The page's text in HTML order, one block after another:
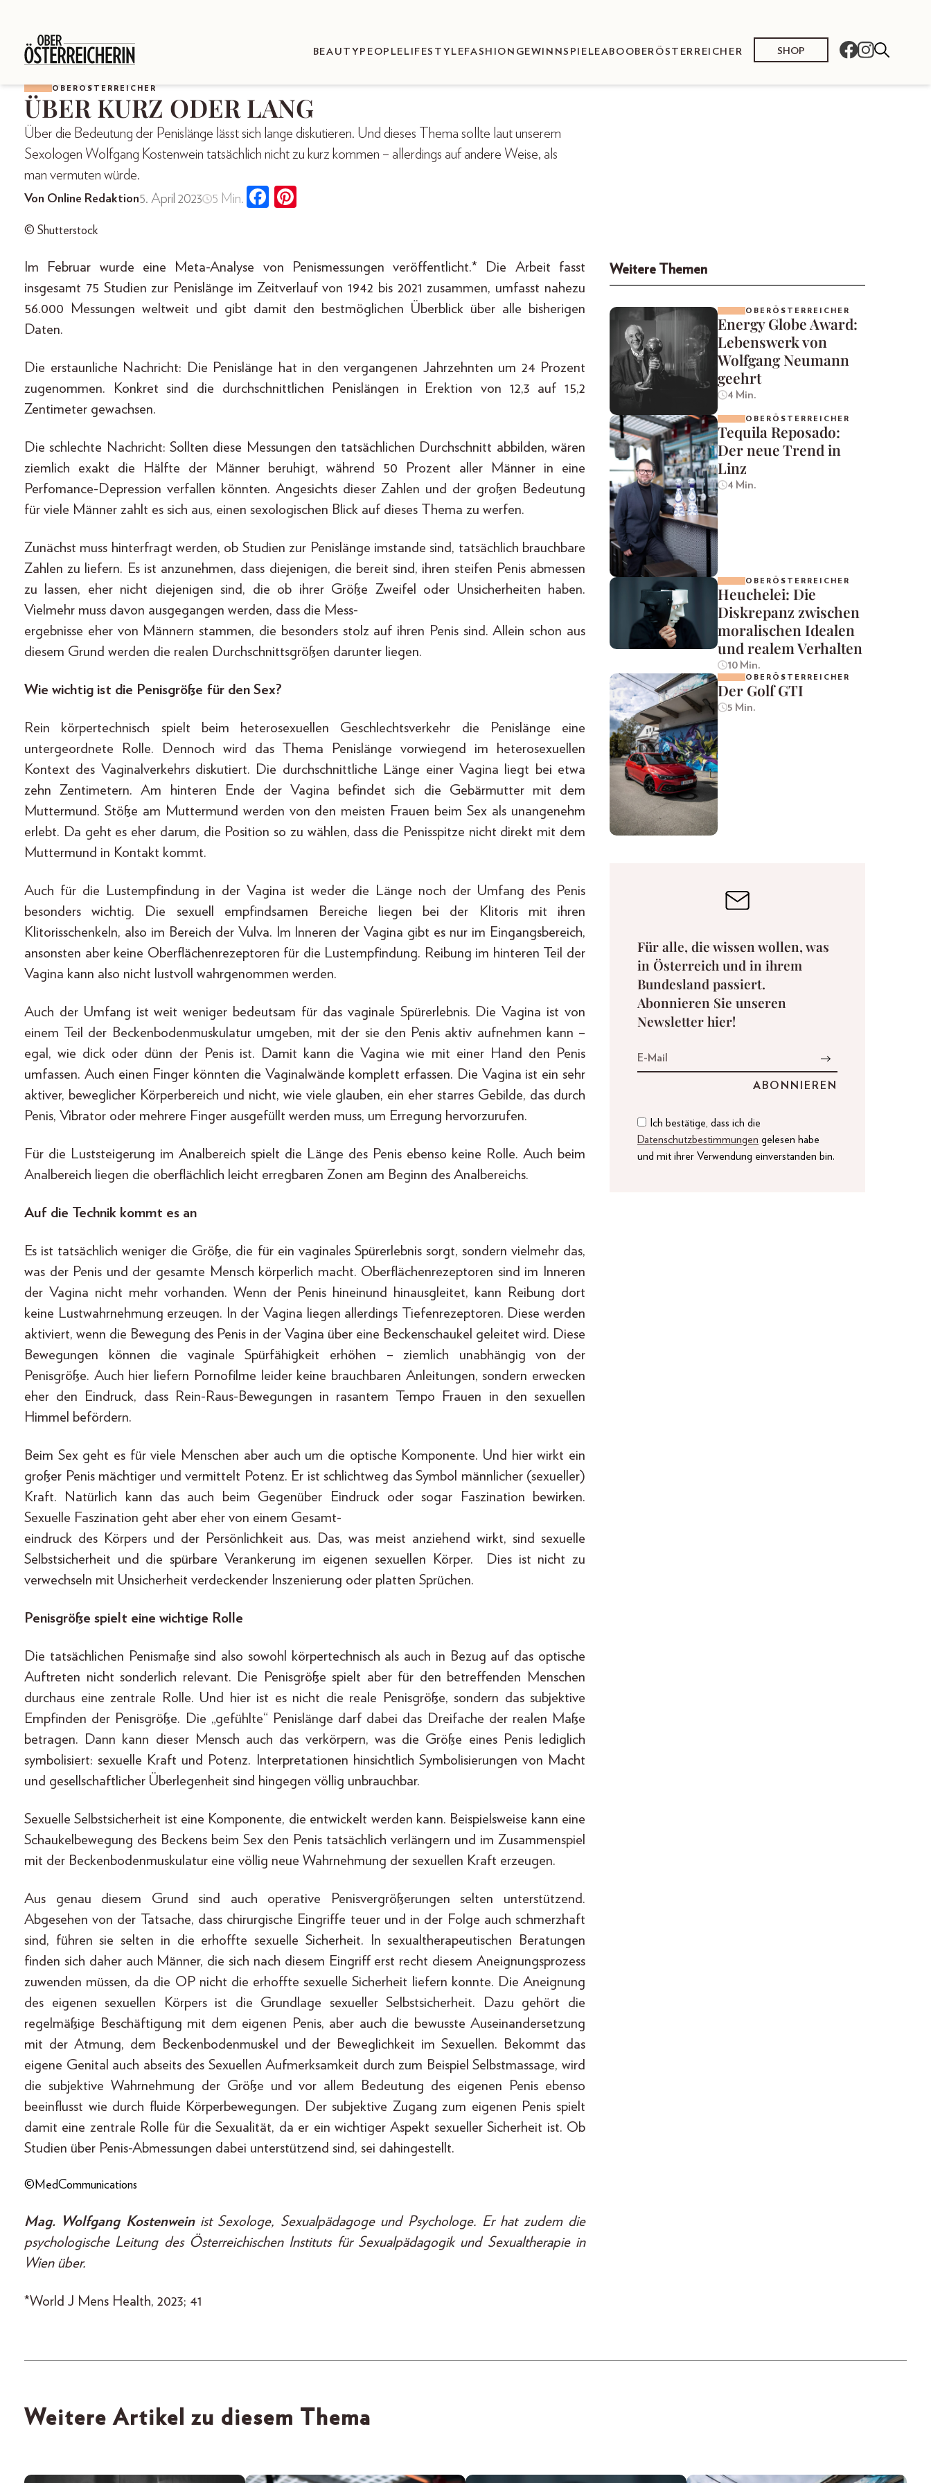
BEAUTY PEOPLE LIFESTYLEFASHION GEWINNSPIELEABO OBERÖSTERREICHER SHOP
OBERÖSTERREICHER
ÜBER KURZ ODER LANG
Über die Bedeutung der Penislänge lässt sich lange diskutieren. Und dieses Thema sollte laut unserem
Sexologen Wolfgang Kostenwein tatsächlich nicht zu kurz kommen – allerdings auf andere Weise, als
man vermuten würde.
Von Online Redaktion5. April 2023 5 Min.
© Shutterstock
Im Februar wurde eine Meta-Analyse von Penismessungen veröffentlicht.* Die Arbeit fasst
insgesamt 75 Studien zur Penislänge im Zeitverlauf von 1942 bis 2021 zusammen, umfasst nahezu
56.000 Messungen weltweit und gibt damit den bestmöglichen Überblick über alle bisherigen
Daten.
Die erstaunliche Nachricht: Die Penislänge hat in den vergangenen Jahrzehnten um 24 Prozent
zugenommen. Konkret sind die durchschnittlichen Penislängen in Erektion von 12,3 auf 15,2
Zentimeter gewachsen.
Die schlechte Nachricht: Sollten diese Messungen den tatsächlichen Durchschnitt abbilden, wären
ziemlich exakt die Hälfte der Männer beruhigt, während 50 Prozent aller Männer in eine
Perfomance-Depression verfallen könnten. Angesichts dieser Zahlen und der großen Bedeutung
für viele Männer zahlt es sich aus, einen sexologischen Blick auf dieses Thema zu werfen.
Zunächst muss hinterfragt werden, ob Studien zur Penislänge imstande sind, tatsächlich brauchbare
Zahlen zu liefern. Es ist anzunehmen, dass diejenigen, die bereit sind, ihren steifen Penis abmessen
zu lassen, eher nicht diejenigen sind, die ob ihrer Größe Zweifel oder Unsicherheiten haben.
Vielmehr muss davon ausgegangen werden, dass die Mess-
ergebnisse eher von Männern stammen, die besonders stolz auf ihren Penis sind. Allein schon aus
diesem Grund werden die realen Durchschnittsgrößen darunter liegen.
Wie wichtig ist die Penisgröße für den Sex?
Rein körpertechnisch spielt beim heterosexuellen Geschlechtsverkehr die Penislänge eine
untergeordnete Rolle. Dennoch wird das Thema Penislänge vorwiegend im heterosexuellen
Kontext des Vaginalverkehrs diskutiert. Die durchschnittliche Länge einer Vagina liegt bei etwa
zehn Zentimetern. Am hinteren Ende der Vagina befindet sich die Gebärmutter mit dem
Muttermund. Stöße am Muttermund werden von den meisten Frauen beim Sex als unangenehm
erlebt. Da geht es eher darum, die Position so zu wählen, dass die Penisspitze nicht direkt mit dem
Muttermund in Kontakt kommt.
Auch für die Lustempfindung in der Vagina ist weder die Länge noch der Umfang des Penis
besonders wichtig. Die sexuell empfindsamen Bereiche liegen bei der Klitoris mit ihren
Klitorisschenkeln, also im Bereich der Vulva. Im Inneren der Vagina gibt es nur im Eingangsbereich,
ansonsten aber keine Oberflächenrezeptoren für die Lustempfindung. Reibung im hinteren Teil der
Vagina kann also nicht lustvoll wahrgenommen werden.
Auch der Umfang ist weit weniger bedeutsam für das vaginale Spürerlebnis. Die Vagina ist von
einem Teil der Beckenbodenmuskulatur umgeben, mit der sie den Penis aktiv aufnehmen kann –
egal, wie dick oder dünn der Penis ist. Damit kann die Vagina wie mit einer Hand den Penis
umfassen. Auch einen Finger könnten die Vaginalwände komplett erfassen. Die Vagina ist ein sehr
aktiver, beweglicher Körperbereich und nicht, wie viele glauben, ein eher starres Gebilde, das durch
Penis, Vibrator oder mehrere Finger ausgefüllt werden muss, um Erregung hervorzurufen.
Für die Luststeigerung im Analbereich spielt die Länge des Penis ebenso keine Rolle. Auch beim
Analbereich liegen die oberflächlich leicht erregbaren Zonen am Beginn des Analbereichs.
Auf die Technik kommt es an
Es ist tatsächlich weniger die Größe, die für ein vaginales Spürerlebnis sorgt, sondern vielmehr das,
was der Penis und der gesamte Mensch körperlich macht. Oberflächenrezeptoren sind im Inneren
der Vagina nicht mehr vorhanden. Wenn der Penis hineinund hinausgleitet, kann Reibung dort
keine Lustwahrnehmung erzeugen. In der Vagina liegen allerdings Tiefenrezeptoren. Diese werden
aktiviert, wenn die Bewegung des Penis in der Vagina über eine Beckenschaukel geleitet wird. Diese
Bewegungen können die vaginale Spürfähigkeit erhöhen – ziemlich unabhängig von der
Penisgröße. Auch hier liefern Pornofilme leider keine brauchbaren Anleitungen, sondern erwecken
eher den Eindruck, dass Rein-Raus-Bewegungen in rasantem Tempo Frauen in den sexuellen
Himmel befördern.
Beim Sex geht es für viele Menschen aber auch um die optische Komponente. Und hier wirkt ein
großer Penis mächtiger und vermittelt Potenz. Er ist schlichtweg das Symbol männlicher (sexueller)
Kraft. Natürlich kann das auch beim Gegenüber Eindruck oder sogar Faszination bewirken.
Sexuelle Faszination geht aber eher von einem Gesamt-
eindruck des Körpers und der Persönlichkeit aus. Das, was meist anziehend wirkt, sind sexuelle
Selbstsicherheit und die spürbare Verankerung im eigenen sexuellen Körper. Dies ist nicht zu
verwechseln mit Unsicherheit verdeckender Inszenierung oder platten Sprüchen.
Penisgröße spielt eine wichtige Rolle
Die tatsächlichen Penismaße sind also sowohl körpertechnisch als auch in Bezug auf das optische
Auftreten nicht sonderlich relevant. Die Penisgröße spielt aber für den betreffenden Menschen
durchaus eine zentrale Rolle. Und hier ist es nicht die reale Penisgröße, sondern das subjektive
Empfinden der Penisgröße. Die „gefühlte“ Penislänge darf dabei das Dreifache der realen Maße
betragen. Dann kann dieser Mensch auch das verkörpern, was die Größe eines Penis lediglich
symbolisiert: sexuelle Kraft und Potenz. Interpretationen hinsichtlich Symbolisierungen von Macht
und gesellschaftlicher Überlegenheit sind hingegen völlig unbrauchbar.
Sexuelle Selbstsicherheit ist eine Komponente, die entwickelt werden kann. Beispielsweise kann eine
Schaukelbewegung des Beckens beim Sex den Penis tatsächlich verlängern und im Zusammenspiel
mit der Beckenbodenmuskulatur eine völlig neue Wahrnehmung der sexuellen Kraft erzeugen.
Aus genau diesem Grund sind auch operative Penisvergrößerungen selten unterstützend.
Abgesehen von der Tatsache, dass chirurgische Eingriffe teuer und in der Folge auch schmerzhaft
sind, führen sie selten in die erhoffte sexuelle Sicherheit. In sexualtherapeutischen Beratungen
finden sich daher auch Männer, die sich nach diesem Eingriff erst recht diesem Aneignungsprozess
zuwenden müssen, da die OP nicht die erhoffte sexuelle Sicherheit liefern konnte. Die Aneignung
des eigenen sexuellen Körpers ist die Grundlage sexueller Selbstsicherheit. Dazu gehört die
regelmäßige Beschäftigung mit dem eigenen Penis, aber auch die bewusste Auseinandersetzung
mit der Atmung, dem Beckenbodenmuskel und der Beweglichkeit im Sexuellen. Bekommt das
eigene Genital auch abseits des Sexuellen Aufmerksamkeit durch zum Beispiel Selbstmassage, wird
die subjektive Wahrnehmung der Größe und vor allem Bedeutung des eigenen Penis ebenso
beeinflusst wie durch fluide Körperbewegungen. Der subjektive Zugang zum eigenen Penis spielt
damit eine zentrale Rolle für die Sexualität, da er ein wichtiger Aspekt sexueller Sicherheit ist. Ob
Studien über Penis-Abmessungen dabei unterstützend sind, sei dahingestellt.
©MedCommunications
Mag. Wolfgang Kostenweinist Sexologe, Sexualpädagoge und Psychologe. Er hat zudem die
psychologische Leitung des Österreichischen Instituts für Sexualpädagogik und Sexualtherapie in
Wien über.
*World J Mens Health, 2023; 41
Weitere Themen
OBERÖSTERREICHER
Energy Globe Award:
Lebenswerk von
Wolfgang Neumann
geehrt
4 Min.
OBERÖSTERREICHER
Tequila Reposado:
Der neue Trend in
Linz
4 Min.
OBERÖSTERREICHER
Heuchelei: Die
Diskrepanz zwischen
moralischen Idealen
und realem Verhalten
10 Min.
OBERÖSTERREICHER
Der Golf GTI
5 Min.
Für alle, die wissen wollen, was
in Österreich und in ihrem
Bundesland passiert.
Abonnieren Sie unseren
Newsletter hier!
Ich bestätige, dass ich die
Datenschutzbestimmungen gelesen habe
und mit ihrer Verwendung einverstanden bin.
Weitere Artikel zu diesem Thema